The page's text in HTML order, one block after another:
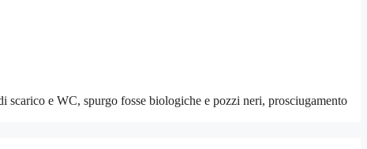
e WC, spurgo fosse biologiche e pozzi neri, prosciugamento